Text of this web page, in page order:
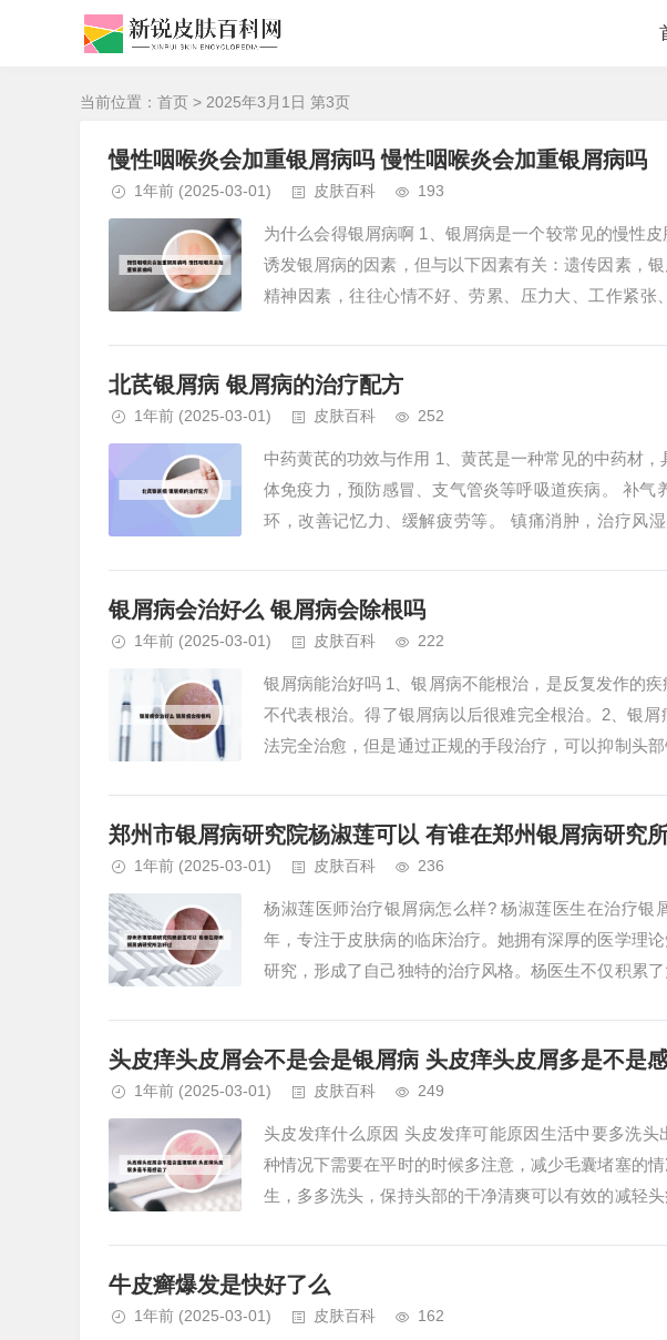
当前位置： 首页 > 2025年3月1日 第3页
慢性咽喉炎会加重银屑病吗 慢性咽喉炎会加重银屑病吗
1年前 (2025-03-01) 皮肤百科 193
为什么会得银屑病啊 1、银屑病是一个较常见的慢性
诱发银屑病的因素，但与以下因素有关：遗传因素，
精神因素，往往心情不好、劳累、压力大、工作紧张
北芪银屑病 银屑病的治疗配方
1年前 (2025-03-01) 皮肤百科 252
中药黄芪的功效与作用 1、黄芪是一种常见的中药材
体免疫力，预防感冒、支气管炎等呼吸道疾病。 补
环，改善记忆力、缓解疲劳等。 镇痛消肿，治疗风
银屑病会治好么 银屑病会除根吗
1年前 (2025-03-01) 皮肤百科 222
银屑病能治好吗 1、银屑病不能根治，是反复发作的
不代表根治。得了银屑病以后很难完全根治。2、银
法完全治愈，但是通过正规的手段治疗，可以抑制头
郑州市银屑病研究院杨淑莲可以 有谁在郑州银屑病研究
1年前 (2025-03-01) 皮肤百科 236
杨淑莲医师治疗银屑病怎么样? 杨淑莲医生在治疗银
年，专注于皮肤病的临床治疗。她拥有深厚的医学理
研究，形成了自己独特的治疗风格。杨医生不仅积累
头皮痒头皮屑会不是会是银屑病 头皮痒头皮屑多是不是
1年前 (2025-03-01) 皮肤百科 249
头皮发痒什么原因 头皮发痒可能原因生活中要多洗
种情况下需要在平时的时候多注意，减少毛囊堵塞的
生，多多洗头，保持头部的干净清爽可以有效的减轻
牛皮癣爆发是快好了么
1年前 (2025-03-01) 皮肤百科 162